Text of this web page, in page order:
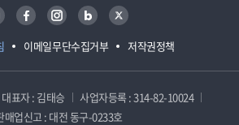
이메일무단수집거부 저작권정책
페이스북 인스타그램 블로그 트위터
대표자 : 김태승
사업자등록 : 314-82-10024
매업신고 : 대전 동구-0233호